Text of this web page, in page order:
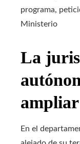
programa,
Ministerio
La
En el